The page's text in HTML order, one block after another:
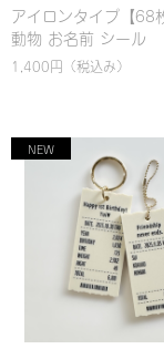
アイロンタイプ【68
動物 お名前 シール
1,400円 （税込み）